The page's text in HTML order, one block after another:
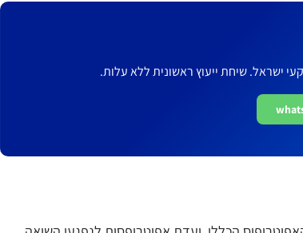
ישראל. שיחת ייעוץ ראשונית ללא עלות.